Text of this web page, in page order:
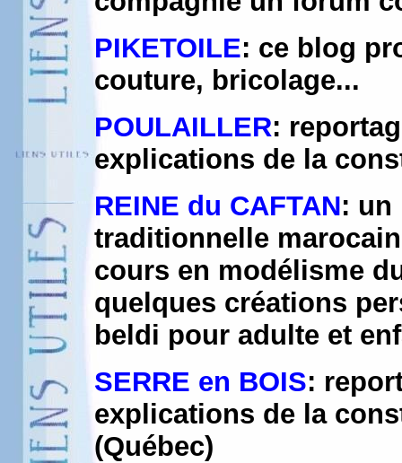
PIKETOILE: ce blog
couture, bricolage...
POULAILLER:
explications de la
REINE du CAFTAN: un
traditionnelle
cours en modélisme
quelques créations
beldi pour adulte et
SERRE en BOIS:
explications de la
(Québec)